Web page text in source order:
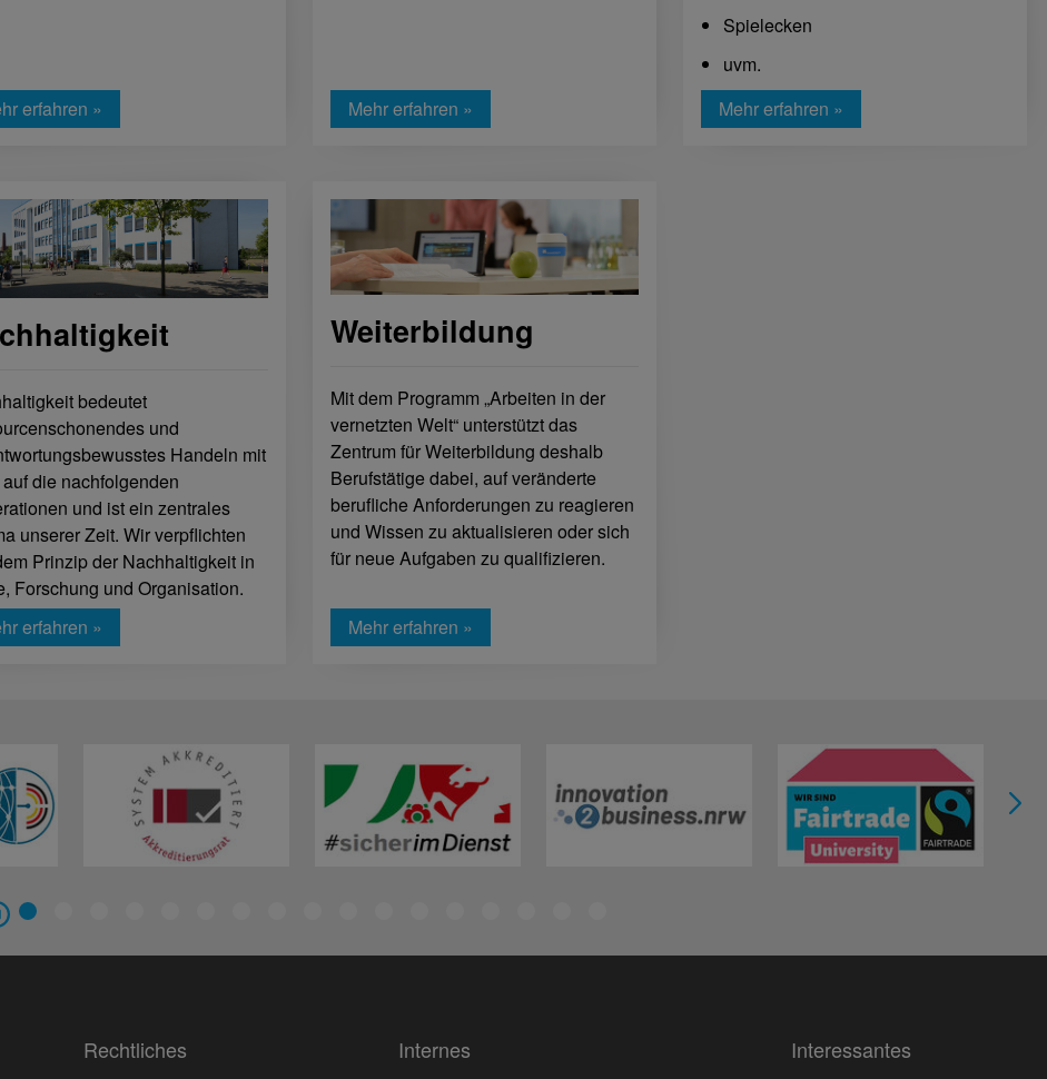
erfahren » Mehr erfahren »
Spielecken
uvm.
Mehr erfahren »
bedeutet
und
Handeln mit
die nachfolgenden
und ist ein zentrales
unserer Zeit. Wir verpflichten
Prinzip der Nachhaltigkeit in
Forschung und Organisation.
erfahren »
Weiterbildung
Mit dem Programm „Arbeiten in der
vernetzten Welt“ unterstützt das
Zentrum für Weiterbildung deshalb
Berufstätige dabei, auf veränderte
berufliche Anforderungen zu reagieren
und Wissen zu aktualisieren oder sich
für neue Aufgaben zu qualifizieren.
Mehr erfahren »
Rechtliches Internes Interessantes